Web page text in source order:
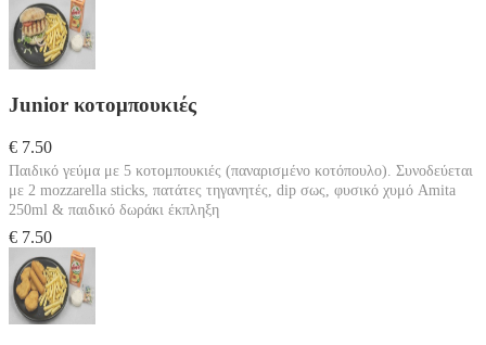
Junior κοτομπουκιές
€ 7.50
Παιδικό γεύμα με 5 κοτομπουκιές (παναρισμένο κοτόπουλο). Συνοδεύεται
με 2 mozzarella sticks, πατάτες τηγανητές, dip σως, φυσικό χυμό Amita
250ml & παιδικό δωράκι έκπληξη
€ 7.50